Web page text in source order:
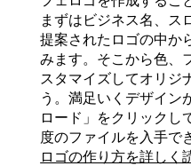
まずはビジネス名、ス
提案されたロゴの中か
みます。そこから色、
スタマイズしてオリジ
う。満足いくデザイン
ロード」をクリックし
度のファイルを入手で
ロゴの作り方を詳しく